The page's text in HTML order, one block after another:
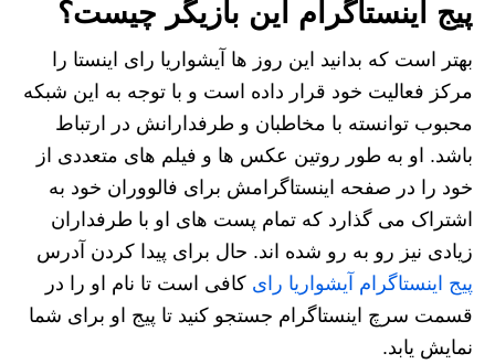
پیج اینستاگرام این بازیگر چیست؟
بهتر است که بدانید این روز ها آیشواریا رای اینستا را
مرکز فعالیت خود قرار داده است و با توجه به این شبکه
محبوب توانسته با مخاطبان و طرفدارانش در ارتباط
باشد. او به طور روتین عکس‌ ها و فیلم‌ های متعددی از
خود را در صفحه اینستاگرامش برای فالووران خود به
اشتراک می‌ گذارد که تمام پست های او با طرفداران
زیادی نیز رو به رو شده اند. حال برای پیدا کردن آدرس
پیج اینستاگرام آیشواریا رای کافی است تا نام او را در
قسمت سرچ اینستاگرام جستجو کنید تا پیج او برای شما
نمایش یابد.